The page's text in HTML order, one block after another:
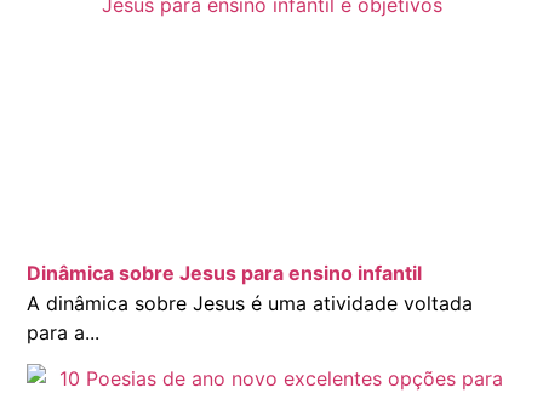
Dinâmica sobre Jesus para ensino infantil
A dinâmica sobre Jesus é uma atividade voltada
para a...